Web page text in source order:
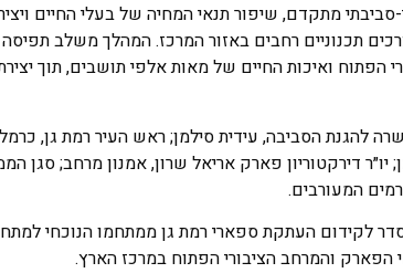
מתקדם, שיפור תנאי המחיה של בעלי החיים
תכנוניים רחבים באזור המרכז. המהלך משלב
הפתוח ואיכות החיים של מאות אלפי תושבים, תוך
השרה להגנת הסביבה, עידית סילמן; ראש העיר רמת גן,
יו״ר דירקטוריון פארק אריאל שרון, אמנון מרחב; סגן
המעורבים.
לקידום העתקת ספארי רמת גן ממתחמו הנוכחי
והמרחב הציבורי הפתוח במרכז הארץ.